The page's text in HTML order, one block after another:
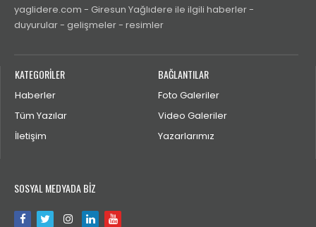
yaglidere.com - Giresun Yağlıdere ile ilgili haberler -
duyurular - gelişmeler - resimler
KATEGORİLER
Haberler
Tüm Yazılar
İletişim
BAĞLANTILAR
Foto Galeriler
Video Galeriler
Yazarlarımız
SOSYAL MEDYADA BİZ